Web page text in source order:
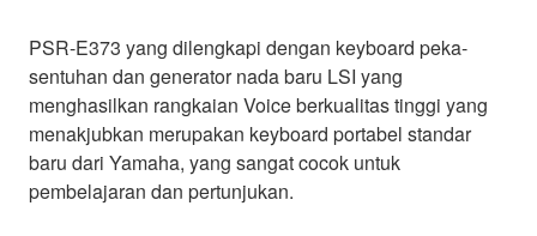
PSR-E373 yang dilengkapi dengan keyboard peka-
sentuhan dan generator nada baru LSI yang
menghasilkan rangkaian Voice berkualitas tinggi yang
menakjubkan merupakan keyboard portabel standar
baru dari Yamaha, yang sangat cocok untuk
pembelajaran dan pertunjukan.